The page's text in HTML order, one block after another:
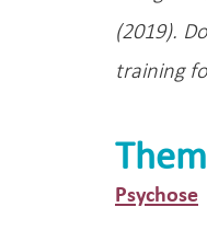
(2019).
training
Psychose